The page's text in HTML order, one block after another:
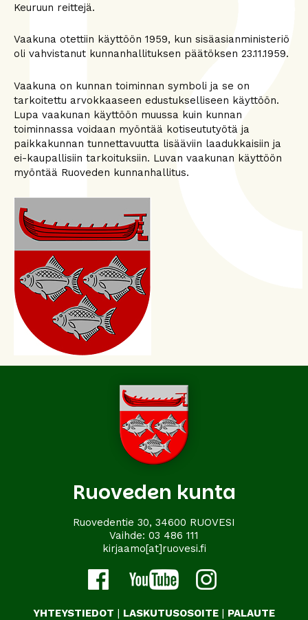
Keuruun reittejä.
Vaakuna otettiin käyttöön 1959, kun sisäasianministeriö
oli vahvistanut kunnanhallituksen päätöksen 23.11.1959.
Vaakuna on kunnan toiminnan symboli ja se on
tarkoitettu arvokkaaseen edustukselliseen käyttöön.
Lupa vaakunan käyttöön muussa kuin kunnan
toiminnassa voidaan myöntää kotiseututyötä ja
paikkakunnan tunnettavuutta lisääviin laadukkaisiin ja
ei-kaupallisiin tarkoituksiin. Luvan vaakunan käyttöön
myöntää Ruoveden kunnanhallitus.
Ruoveden kunta
Ruovedentie 30, 34600 RUOVESI
Vaihde: 03 486 111
kirjaamo[at]ruovesi.fi
YHTEYSTIEDOT | LASKUTUSOSOITE | PALAUTE